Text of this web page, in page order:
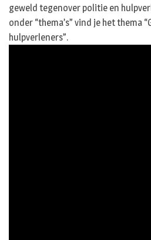
geweld tegenover politie en
onder “thema’s” vind je het thema
hulpverleners”.